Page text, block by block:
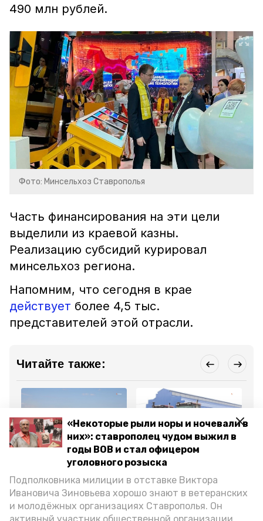
«Некоторые рыли норы и ночевали в
них»: ставрополец чудом выжил в
годы ВОВ и стал офицером
уголовного розыска
Подполковника милиции в отставке Виктора
Ивановича Зиновьева хорошо знают в ветеранских
и молодёжных организациях Ставрополья. Он
490 млн рублей.
Фото: Минсельхоз Ставрополья
Часть финансирования на эти цели
выделили из краевой казны.
Реализацию субсидий курировал
минсельхоз региона.
Напомним, что сегодня в крае
действует более 4,5 тыс.
представителей этой отрасли.
Читайте также:
29 января 2024, 15:25
получат порядка 4,5
млрд рублей
господдержки
Общество
28 января 2024, 16:36
приобрели аграрии
Ставрополья за шесть
лет